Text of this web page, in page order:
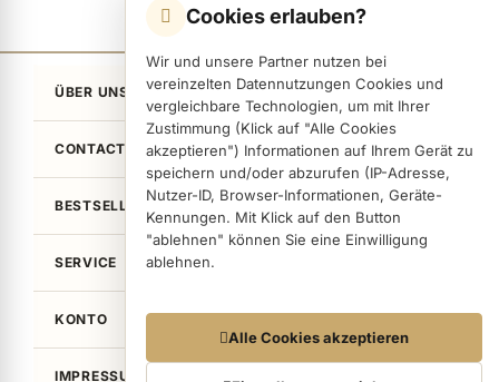
Cookies erlauben?
Wir und unsere Partner nutzen bei
vereinzelten Datennutzungen Cookies und
vergleichbare Technologien, um mit Ihrer
Zustimmung (Klick auf "Alle Cookies
akzeptieren") Informationen auf Ihrem Gerät zu
speichern und/oder abzurufen (IP-Adresse,
Nutzer-ID, Browser-Informationen, Geräte-
Kennungen. Mit Klick auf den Button
"ablehnen" können Sie eine Einwilligung
ablehnen.
Datennutzungen
Wir arbeiten mit Partnern zusammen, die von
Alle Cookies akzeptieren
ÜBER UNS
CONTACT
BESTSELLER
SERVICE
KONTO
IMPRESSUM / LEGAL